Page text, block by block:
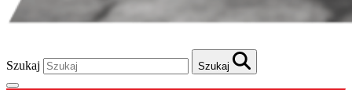
Szukaj Szukaj